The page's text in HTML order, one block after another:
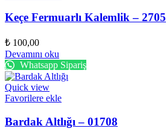
Keçe Fermuarlı Kalemlik – 2705
₺ 100,00
Devamını oku
Whatsapp Sipariş
Quick view
Favorilere ekle
Bardak Altlığı – 01708